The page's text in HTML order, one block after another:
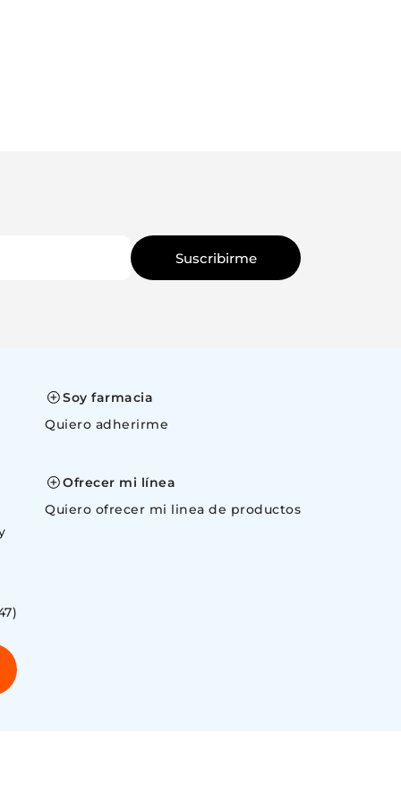
Suscribirme
Soy farmacia
Quiero adherirme
Ofrecer mi línea
Quiero ofrecer mi linea de productos